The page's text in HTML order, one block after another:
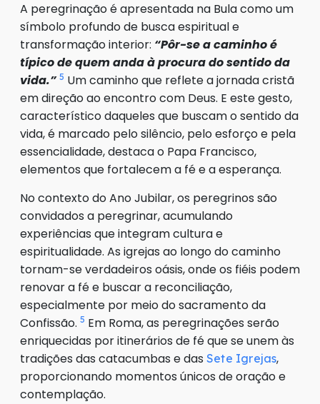
A peregrinação é apresentada na Bula como um
símbolo profundo de busca espiritual e
transformação interior: “Pôr-se a caminho é
típico de quem anda à procura do sentido da
vida.” 5 Um caminho que reflete a jornada cristã
em direção ao encontro com Deus. E este gesto,
característico daqueles que buscam o sentido da
vida, é marcado pelo silêncio, pelo esforço e pela
essencialidade, destaca o Papa Francisco,
elementos que fortalecem a fé e a esperança.
No contexto do Ano Jubilar, os peregrinos são
convidados a peregrinar, acumulando
experiências que integram cultura e
espiritualidade. As igrejas ao longo do caminho
tornam-se verdadeiros oásis, onde os fiéis podem
renovar a fé e buscar a reconciliação,
especialmente por meio do sacramento da
Confissão. 5 Em Roma, as peregrinações serão
enriquecidas por itinerários de fé que se unem às
tradições das catacumbas e das Sete Igrejas,
proporcionando momentos únicos de oração e
contemplação.